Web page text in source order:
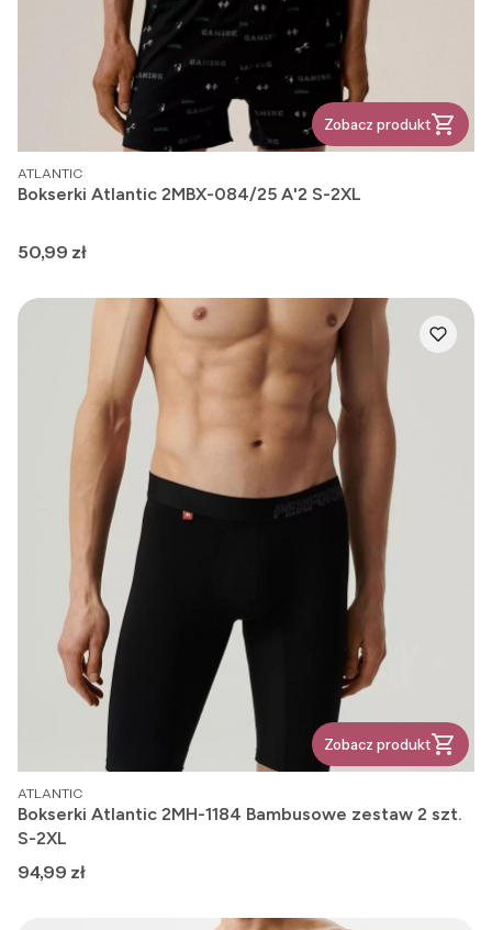
Zobacz produkt
PRODUCENT
ATLANTIC
Bokserki Atlantic 2MBX-084/25 A'2 S-2XL
Cena
50,99 zł
Zobacz produkt
PRODUCENT
ATLANTIC
Bokserki Atlantic 2MH-1184 Bambusowe zestaw 2 szt.
S-2XL
Cena
94,99 zł